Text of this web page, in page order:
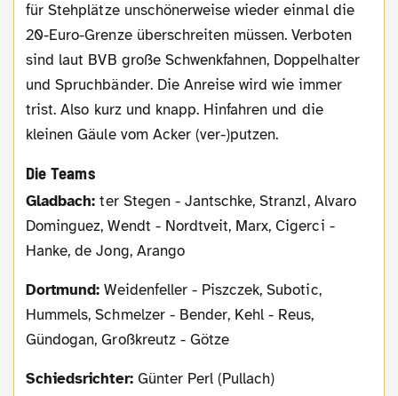
für Stehplätze unschönerweise wieder einmal die
20-Euro-Grenze überschreiten müssen. Verboten
sind laut BVB große Schwenkfahnen, Doppelhalter
und Spruchbänder. Die Anreise wird wie immer
trist. Also kurz und knapp. Hinfahren und die
kleinen Gäule vom Acker (ver-)putzen.
Die Teams
Gladbach: ter Stegen - Jantschke, Stranzl, Alvaro
Dominguez, Wendt - Nordtveit, Marx, Cigerci -
Hanke, de Jong, Arango
Dortmund: Weidenfeller - Piszczek, Subotic,
Hummels, Schmelzer - Bender, Kehl - Reus,
Gündogan, Großkreutz - Götze
Schiedsrichter:Günter Perl (Pullach)